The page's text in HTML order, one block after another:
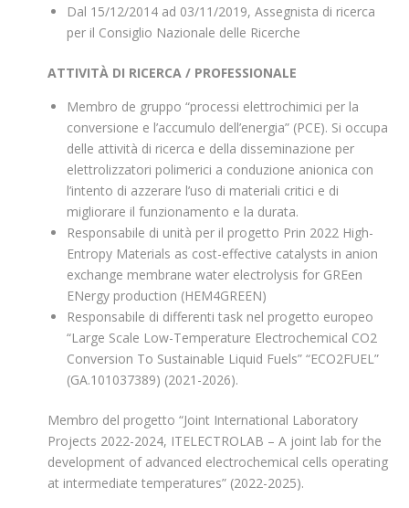
Dal 15/12/2014 ad 03/11/2019, Assegnista di ricerca
per il Consiglio Nazionale delle Ricerche
ATTIVITÀ DI RICERCA / PROFESSIONALE
Membro de gruppo “processi elettrochimici per la
conversione e l’accumulo dell’energia” (PCE). Si occupa
delle attività di ricerca e della disseminazione per
elettrolizzatori polimerici a conduzione anionica con
l’intento di azzerare l’uso di materiali critici e di
migliorare il funzionamento e la durata.
Responsabile di unità per il progetto Prin 2022 High-
Entropy Materials as cost-effective catalysts in anion
exchange membrane water electrolysis for GREen
ENergy production (HEM4GREEN)
Responsabile di differenti task nel progetto europeo
“Large Scale Low-Temperature Electrochemical CO2
Conversion To Sustainable Liquid Fuels” “ECO2FUEL”
(GA.101037389) (2021-2026).
Membro del progetto “Joint International Laboratory
Projects 2022-2024, ITELECTROLAB – A joint lab for the
development of advanced electrochemical cells operating
at intermediate temperatures” (2022-2025).